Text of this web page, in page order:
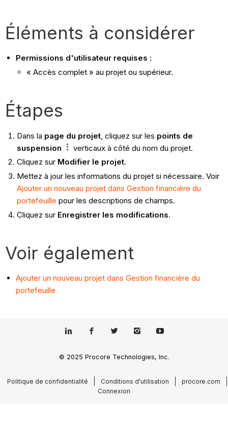
Éléments à considérer
Permissions d'utilisateur requises :
« Accès complet » au projet ou supérieur.
Étapes
Dans la page du projet, cliquez sur les points de
suspension
verticaux à côté du nom du projet.
Cliquez sur Modifier le projet.
Mettez à jour les informations du projet si nécessaire. Voir
Ajouter un nouveau projet dans Gestion financière du
portefeuille pour les descriptions de champs.
Cliquez sur Enregistrer les modifications.
Voir également
Ajouter un nouveau projet dans Gestion financière du
portefeuille
© 2025 Procore Technologies, Inc.
Politique de confidentialité Conditions d’utilisation
procore.com
Connexion